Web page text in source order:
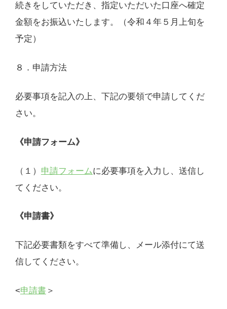
続きをしていただき、指定いただいた口座へ確定
金額をお振込いたします。（令和４年５月上旬を
予定）
８．申請方法
必要事項を記入の上、下記の要領で申請してくだ
さい。
《申請フォーム》
（１） 申請フォームに必要事項を入力し、送信し
てください。
《申請書》
下記必要書類をすべて準備し、メール添付にて送
信してください。
<申請書＞